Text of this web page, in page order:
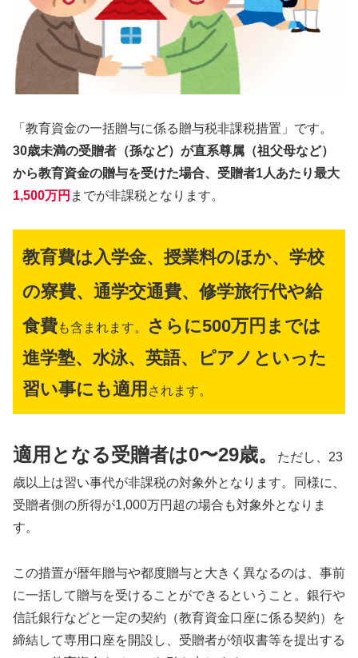
「教育資金の一括贈与に係る贈与税非課税措置」です。
30歳未満の受贈者（孫など）が直系尊属（祖父母など）
から教育資金の贈与を受けた場合、受贈者1人あたり最大
1,500万円 までが非課税となります。
教育費は入学金、授業料のほか、学校
の寮費、通学交通費、修学旅行代や給
食費も含まれます。
さらに500万円までは
進学塾、水泳、英語、ピアノといった
習い事にも適用 されます。
適用となる受贈者は0〜29歳。
ただし、23
歳以上は習い事代が非課税の対象外となります。同様に、
受贈者側の所得が1,000万円超の場合も対象外となりま
す。
この措置が暦年贈与や都度贈与と大きく異なるのは、事前
に一括して贈与を受けることができるということ。銀行や
信託銀行などと一定の契約（教育資金口座に係る契約）を
締結して専用口座を開設し、受贈者が領収書等を提出する